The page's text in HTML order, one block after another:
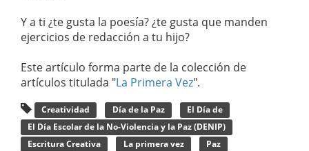
Y a ti ¿te gusta la poesía? ¿te gusta que manden
ejercicios de redacción a tu hijo?
Este artículo forma parte de la colección de
artículos titulada "La Primera Vez".
Creatividad Día de la Paz
El Día de
El Día Escolar de la No-Violencia y la Paz (DENIP)
Escritura Creativa
La primera vez
Paz